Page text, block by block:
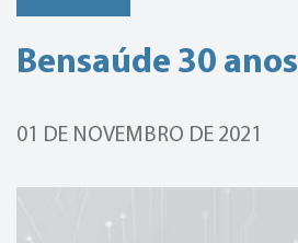
Bensaúde 30 anos
01 DE NOVEMBRO DE 2021